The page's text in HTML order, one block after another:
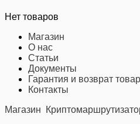
Нет товаров
Магазин
О нас
Статьи
Документы
Гарантия и возврат
Контакты
Магазин